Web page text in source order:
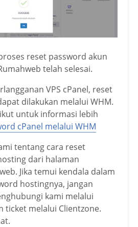
reset password akun
telah selesai.
VPS cPanel, reset
dilakukan melalui WHM.
untuk informasi lebih
cPanel melalui WHM
tentang cara reset
dari halaman
Jika temui kendala dalam
hostingnya, jangan
kami melalui
ticket melalui Clientzone.